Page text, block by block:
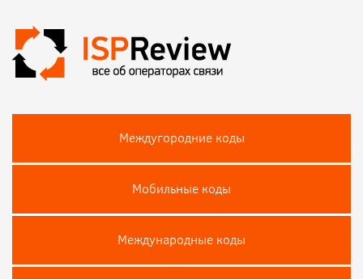
Междугородние коды
Мобильные коды
Международные коды